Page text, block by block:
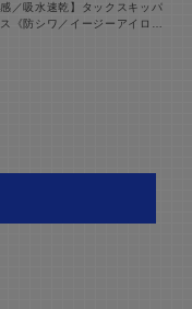
感／吸水速乾】タックスキッパ
《防シワ／イージーアイロン
／9col》